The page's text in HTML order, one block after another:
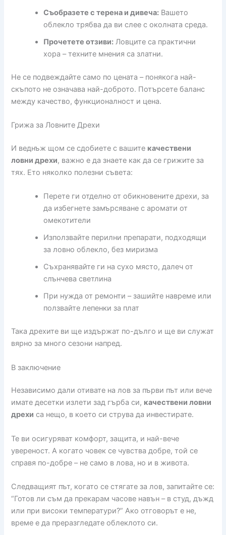
Съобразете с терена и дивеча: Вашето
облекло трябва да ви слее с околната среда.
Прочетете отзиви: Ловците са практични
хора – техните мнения са златни.
Не се подвеждайте само по цената – понякога най-
скъпото не означава най-доброто. Потърсете баланс
между качество, функционалност и цена.
Грижа за Ловните Дрехи
И веднъж щом се сдобиете с вашите качествени
ловни дрехи, важно е да знаете как да се грижите за
тях. Ето няколко полезни съвета:
Перете ги отделно от обикновените дрехи, за
да избегнете замърсяване с аромати от
омекотители
Използвайте перилни препарати, подходящи
за ловно облекло, без миризма
Съхранявайте ги на сухо място, далеч от
слънчева светлина
При нужда от ремонти – зашийте навреме или
ползвайте лепенки за плат
Така дрехите ви ще издържат по-дълго и ще ви служат
вярно за много сезони напред.
В заключение
Независимо дали отивате на лов за първи път или вече
имате десетки излети зад гърба си, качествени ловни
дрехи са нещо, в което си струва да инвестирате.
Те ви осигуряват комфорт, защита, и най-вече
увереност. А когато човек се чувства добре, той се
справя по-добре – не само в лова, но и в живота.
Следващият път, когато се стягате за лов, запитайте се:
“Готов ли съм да прекарам часове навън – в студ, дъжд
или при високи температури?” Ако отговорът е не,
време е да преразгледате облеклото си.